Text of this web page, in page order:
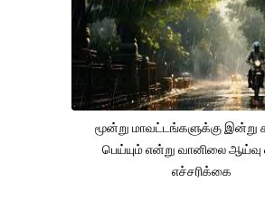
மூன்று மாவட்டங்களுக்கு
பெய்யும் என்று வானிலை
எச்சரிக்கை